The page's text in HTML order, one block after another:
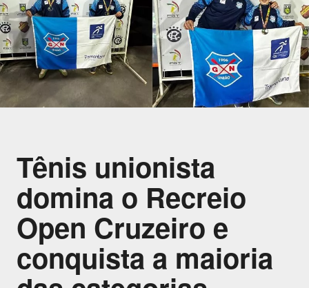
Tênis unionista
domina o Recreio
Open Cruzeiro e
conquista a maioria